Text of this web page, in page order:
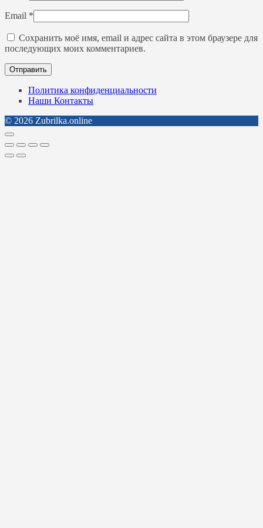
Email *
Сохранить моё имя, email и адрес сайта в этом браузере для
последующих моих комментариев.
Политика конфиденциальности
Наши Контакты
© 2026 Zubrilka.online